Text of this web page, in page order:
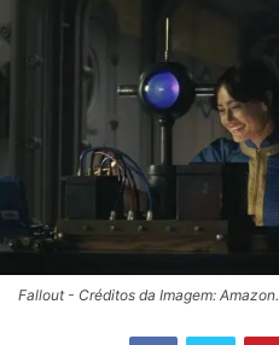
Fallout - Créditos da Imagem: Amazon.